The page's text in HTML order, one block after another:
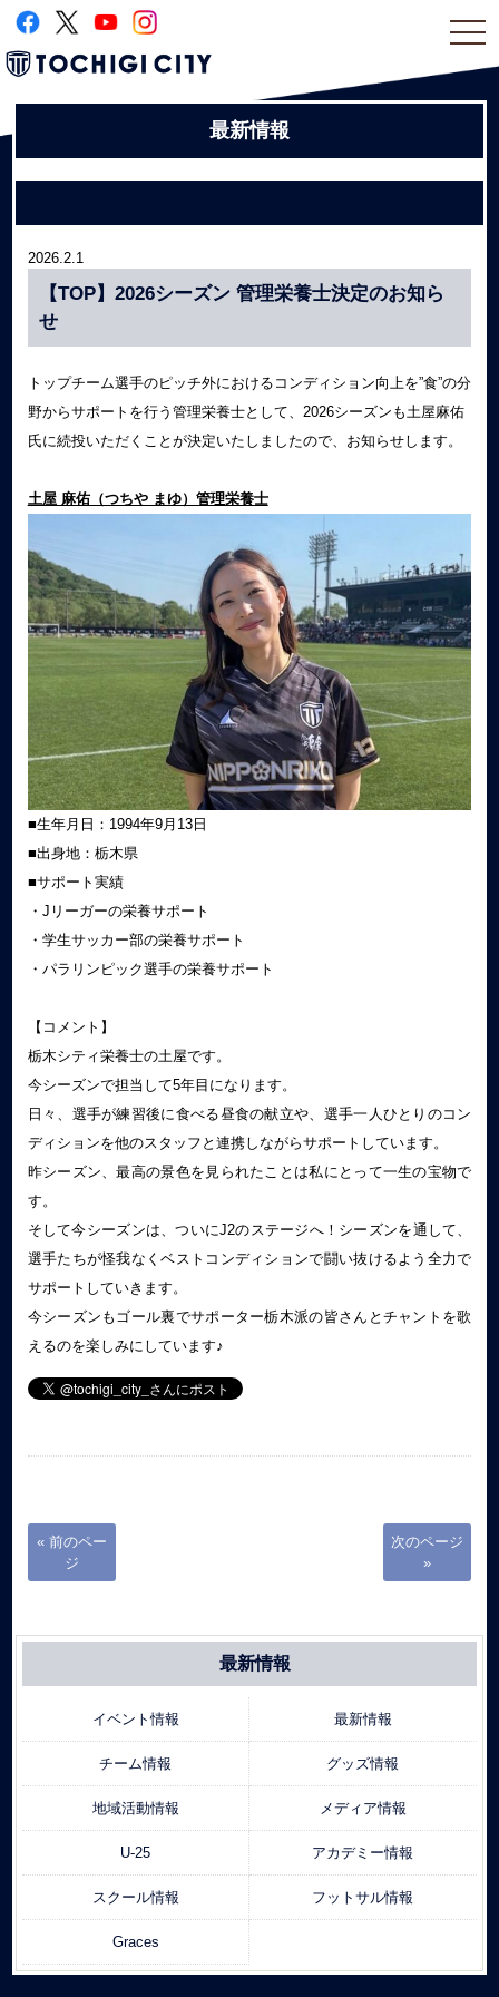
最新情報
2026.2.1
【TOP】2026シーズン 管理栄養士決定のお知ら
せ
トップチーム選手のピッチ外におけるコンディション向上を”食”の分
野からサポートを行う管理栄養士として、2026シーズンも土屋麻佑
氏に続投いただくことが決定いたしましたので、お知らせします。
土屋 麻佑（つちや まゆ）管理栄養士
■生年月日：1994年9月13日
■出身地：栃木県
■サポート実績
・Jリーガーの栄養サポート
・学生サッカー部の栄養サポート
・パラリンピック選手の栄養サポート
【コメント】
栃木シティ栄養士の土屋です。
今シーズンで担当して5年目になります。
日々、選手が練習後に食べる昼食の献立や、選手一人ひとりのコン
ディションを他のスタッフと連携しながらサポートしています。
昨シーズン、最高の景色を見られたことは私にとって一生の宝物で
す。
そして今シーズンは、ついにJ2のステージへ！シーズンを通して、
選手たちが怪我なくベストコンディションで闘い抜けるよう全力で
サポートしていきます。
今シーズンもゴール裏でサポーター栃木派の皆さんとチャントを歌
えるのを楽しみにしています♪
« 前のペー
ジ
次のページ
»
最新情報
イベント情報 最新情報
チーム情報 グッズ情報
地域活動情報 メディア情報
U-25 アカデミー情報
スクール情報 フットサル情報
Graces